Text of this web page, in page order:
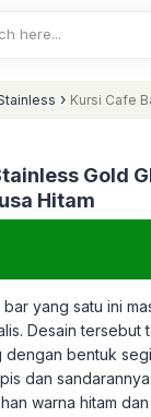
› Kursi Cafe
Gold
Hitam
yang satu ini
Desain tersebut
dengan bentuk
dan
warna hitam